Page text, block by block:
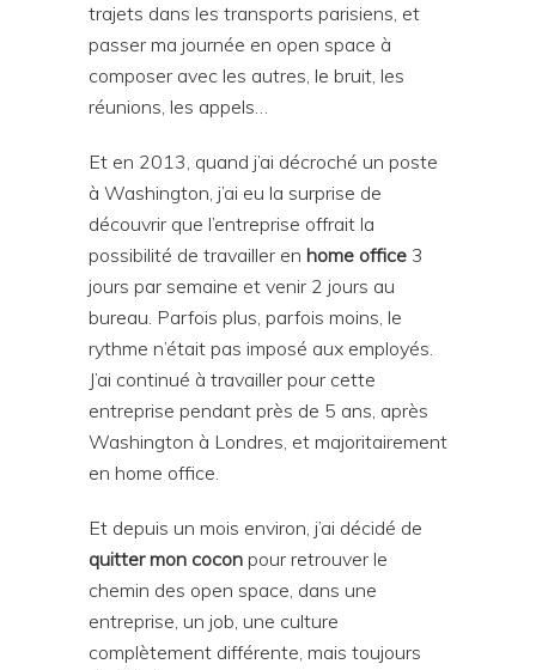
trajets dans les transports parisiens, et
passer ma journée en open space à
composer avec les autres, le bruit, les
réunions, les appels…
Et en 2013, quand j’ai décroché un poste
à Washington, j’ai eu la surprise de
découvrir que l’entreprise offrait la
possibilité de travailler en home office 3
jours par semaine et venir 2 jours au
bureau. Parfois plus, parfois moins, le
rythme n’était pas imposé aux employés.
J’ai continué à travailler pour cette
entreprise pendant près de 5 ans, après
Washington à Londres, et majoritairement
en home office.
Et depuis un mois environ, j’ai décidé de
quitter mon cocon pour retrouver le
chemin des open space, dans une
entreprise, un job, une culture
complètement différente, mais toujours